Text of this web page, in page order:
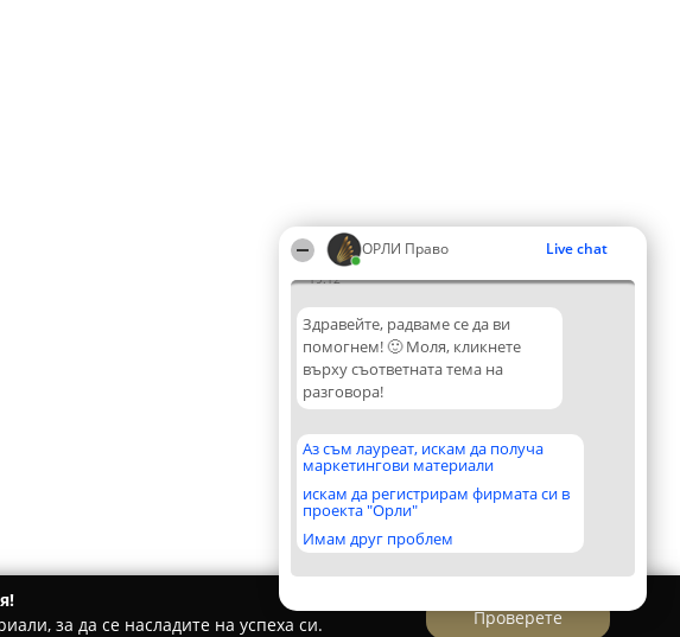
ОРЛИ Право Live chat
19:12
Здравейте, радваме се да ви
помогнем! 🙂 Моля, кликнете
върху съответната тема на
разговора!
Аз съм лауреат, искам да получа
маркетингови материали
искам да регистрирам фирмата си в
проекта "Орли"
Имам друг проблем
за да се насладите на успеха си.
Проверете